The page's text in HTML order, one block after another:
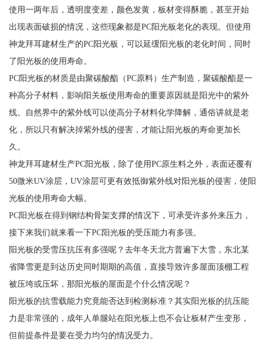
使用一两年后，透明度变差，颜色发黄，板材变得酥脆，甚至开始
出现表面破损的情况，这些现象都是PC阳光板老化的表现。但使用
神龙拜耳建材生产的PC阳光板，可以延缓阳光板的老化时间，同时
了阳光板的使用寿命。
PC阳光板的材质是由聚碳酸酯（PC原料）生产制造，聚碳酸酯是一
种高分子材料，影响阳关板使用寿命的重要原因就是阳光中的紫外
线。自然界中的紫外线可以使高分子材料化学降解，通俗讲就是老
化，所以只有解决掉紫外线的侵害，才能让阳光板的寿命更加长
久。
神龙拜耳建材生产PC阳光板，除了使用PC原生料之外，表面还覆有
50微米UV涂层，UV涂层可更有效抵御紫外线对阳光板的侵害，使阳
光板的使用寿命大幅。
PC阳光板在得到钢结构骨架支撑的情况下，可承受许多外来压力，
接下来我们就来看一下PC阳光板的受压能力有多强。
阳光板的受雪压抗压有多强呢？去年冬天北方普遍下大雪，东北某
省降雪更是到达历史同时期期的高值，直接导致许多屋面顶棚工程
被压垮或压坏，那阳光板的屋面是个什么情况呢？
阳光板的抗雪载能力究竟能否达到检测标准？其实阳光板的抗压能
力是非常强的，成年人单腿站在阳光板上也不会让板材产生变形，
但前提条件是要在受力均匀的情况受力。